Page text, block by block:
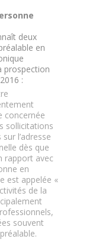
deux
en
prospection
:
concernée
sollicitations
l’adresse
dès que
rapport avec
en
est appelée «
de la
souvent